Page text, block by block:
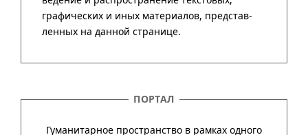
ПОРТАЛ
Гуманитарное пространство в рамках одного